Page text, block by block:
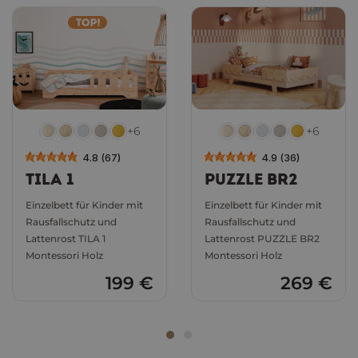
TIKKURILA-FARBEN
FARBE TIKKURILA-CODE NCS
Weiß V503 WINTER 0601-G58Y
V480 2007-Y61R
+6
4.8 (67)
TILA 1
Einzelbett für Kinder mit
Rausfallschutz und
Lattenrost TILA 1
Montessori Holz
199 €
+6
4.9 (36)
PUZZLE BR2
Einzelbett für Kinder mit
Rausfallschutz und
Lattenrost PUZZLE BR2
Montessori Holz
269 €